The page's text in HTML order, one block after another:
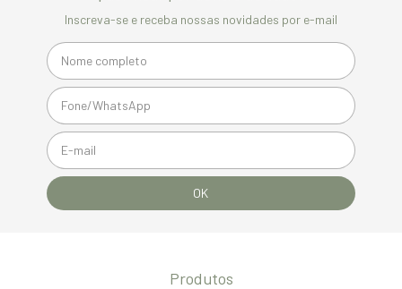
Inscreva-se e receba nossas novidades por e-mail
Produtos